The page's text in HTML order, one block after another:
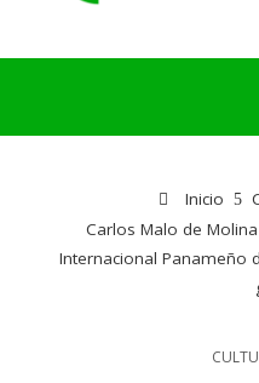
Inicio
Carlos Malo de
Internacional Panameño